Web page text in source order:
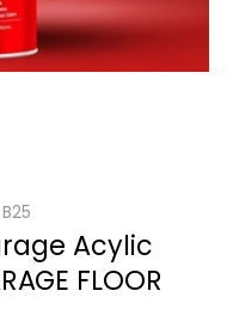
B25
Acylic
FLOOR